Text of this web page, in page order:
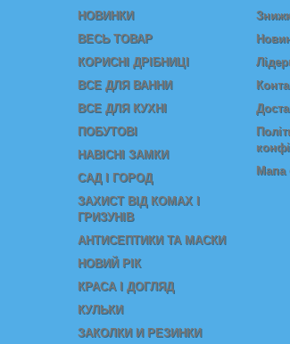
НОВИНКИ
ВЕСЬ ТОВАР
КОРИСНІ ДРІБНИЦІ
ВСЕ ДЛЯ ВАННИ
ВСЕ ДЛЯ КУХНІ
ПОБУТОВІ
НАВІСНІ ЗАМКИ
САД І ГОРОД
ЗАХИСТ ВІД КОМАХ І
ГРИЗУНІВ
АНТИСЕПТИКИ ТА МАСКИ
НОВИЙ РІК
КРАСА I ДОГЛЯД
КУЛЬКИ
ЗАКОЛКИ И РЕЗИНКИ
Мапа